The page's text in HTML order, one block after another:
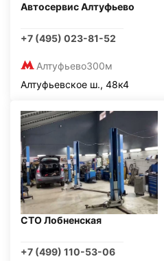
Автосервис Алтуфьево
+7 (495) 023-81-52
Алтуфьево300м
Алтуфьевское ш., 48к4
СТО Лобненская
+7 (499) 110-53-06